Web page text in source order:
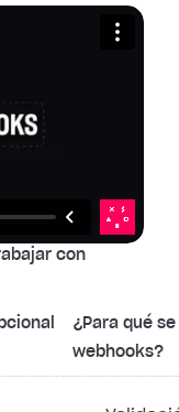
con
¿Para qué
webhooks?